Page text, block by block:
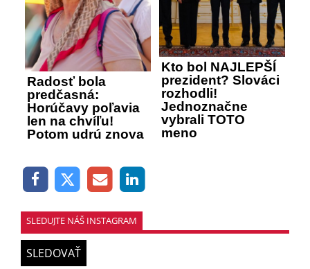
Radosť bola
predčasná:
Horúčavy poľavia
len na chvíľu!
Potom udrú znova
Kto bol NAJLEPŠÍ
prezident? Slováci
rozhodli!
Jednoznačne
vybrali TOTO
meno
SLEDUJTE NÁŠ INSTAGRAM
SLEDOVAŤ